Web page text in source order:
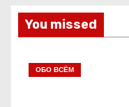
ы
You missed
ОБО ВСЁМ